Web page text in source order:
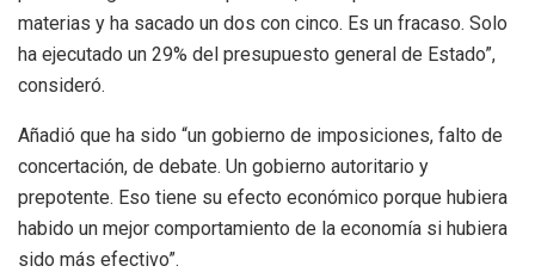
materias y ha sacado un dos con cinco. Es un fracaso. Solo
ha ejecutado un 29% del presupuesto general de Estado”,
consideró.
Añadió que ha sido “un gobierno de imposiciones, falto de
concertación, de debate. Un gobierno autoritario y
prepotente. Eso tiene su efecto económico porque hubiera
habido un mejor comportamiento de la economía si hubiera
sido más efectivo”.